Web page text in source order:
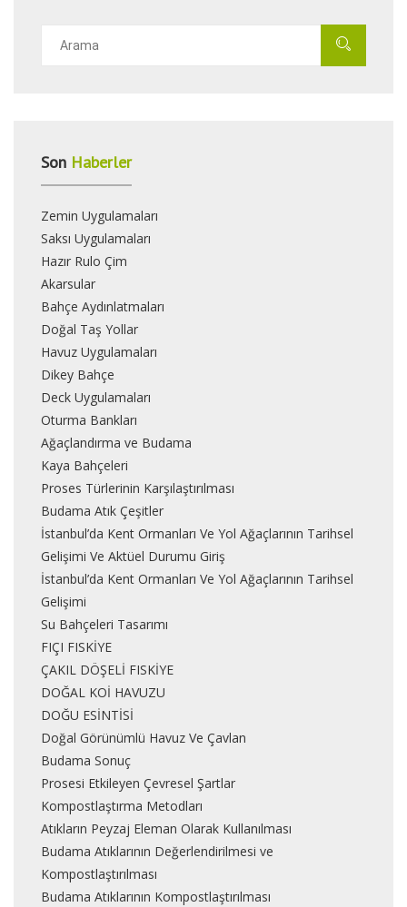
Son Haberler
Zemin Uygulamaları
Saksı Uygulamaları
Hazır Rulo Çim
Akarsular
Bahçe Aydınlatmaları
Doğal Taş Yollar
Havuz Uygulamaları
Dikey Bahçe
Deck Uygulamaları
Oturma Bankları
Ağaçlandırma ve Budama
Kaya Bahçeleri
Proses Türlerinin Karşılaştırılması
Budama Atık Çeşitler
İstanbul’da Kent Ormanları Ve Yol Ağaçlarının Tarihsel
Gelişimi Ve Aktüel Durumu Giriş
İstanbul’da Kent Ormanları Ve Yol Ağaçlarının Tarihsel
Gelişimi
Su Bahçeleri Tasarımı
FIÇI FISKİYE
ÇAKIL DÖŞELİ FISKİYE
DOĞAL KOİ HAVUZU
DOĞU ESİNTİSİ
Doğal Görünümlü Havuz Ve Çavlan
Budama Sonuç
Prosesi Etkileyen Çevresel Şartlar
Kompostlaştırma Metodları
Atıkların Peyzaj Eleman Olarak Kullanılması
Budama Atıklarının Değerlendirilmesi ve
Kompostlaştırılması
Budama Atıklarının Kompostlaştırılması